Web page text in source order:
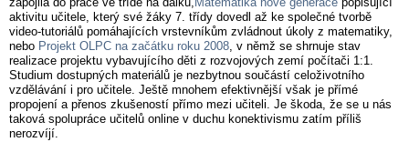
aktivitu učitele, který své žáky 7. třídy dovedl až ke společné tvorbě
video-tutoriálů pomáhajících vrstevníkům zvládnout úkoly z matematiky,
nebo Projekt OLPC na začátku roku 2008, v němž se shrnuje stav
realizace projektu vybavujícího děti z rozvojových zemí počítači 1:1.
Studium dostupných materiálů je nezbytnou součástí celoživotního
vzdělávání i pro učitele. Ještě mnohem efektivnější však je přímé
propojení a přenos zkušeností přímo mezi učiteli. Je škoda, že se u nás
taková spolupráce učitelů online v duchu konektivismu zatím příliš
nerozvíjí.